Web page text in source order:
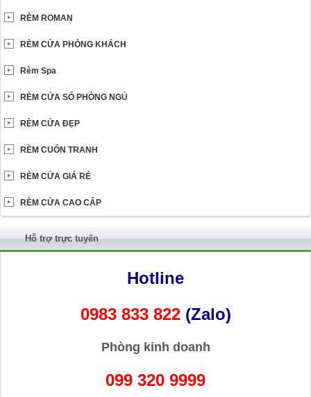
RÈM ROMAN
RÈM CỬA PHÒNG KHÁCH
Rèm Spa
RÈM CỬA SỔ PHÒNG NGỦ
RÈM CỬA ĐẸP
RÈM CUỐN TRANH
RÈM CỬA GIÁ RẺ
RÈM CỬA CAO CẤP
Hỗ trợ trực tuyến
Hotline
0983 833 822 (Zalo)
Phòng kinh doanh
099 320 9999